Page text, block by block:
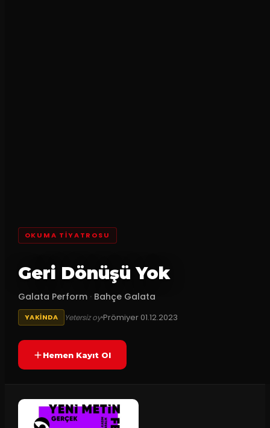
OKUMA TIYATROSU
Geri Dönüşü Yok
Galata Perform · Bahçe Galata
YAKINDA Yetersiz oyPrömiyer 01.12.2023
Hemen Kayıt Ol